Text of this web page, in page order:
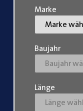
Marke
Baujahr
Länge